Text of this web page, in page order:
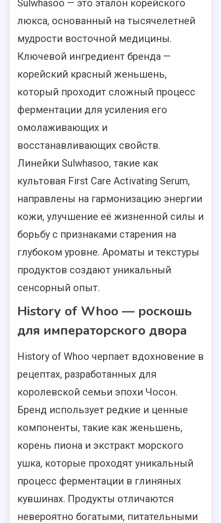
Sulwhasoo — это эталон корейского
люкса, основанный на тысячелетней
мудрости восточной медицины.
Ключевой ингредиент бренда —
корейский красный женьшень,
который проходит сложный процесс
ферментации для усиления его
омолаживающих и
восстанавливающих свойств.
Линейки Sulwhasoo, такие как
культовая First Care Activating Serum,
направлены на гармонизацию энергии
кожи, улучшение её жизненной силы и
борьбу с признаками старения на
глубоком уровне. Ароматы и текстуры
продуктов создают уникальный
сенсорный опыт.
History of Whoo — роскошь
для императорского двора
History of Whoo черпает вдохновение в
рецептах, разработанных для
королевской семьи эпохи Чосон.
Бренд использует редкие и ценные
компоненты, такие как женьшень,
корень пиона и экстракт морского
ушка, которые проходят уникальный
процесс ферментации в глиняных
кувшинах. Продукты отличаются
невероятно богатыми, питательными